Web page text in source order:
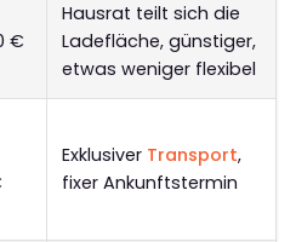
€
Hausrat teilt sich die
Ladefläche, günstiger,
etwas weniger flexibel
Exklusiver Transport,
fixer Ankunftstermin